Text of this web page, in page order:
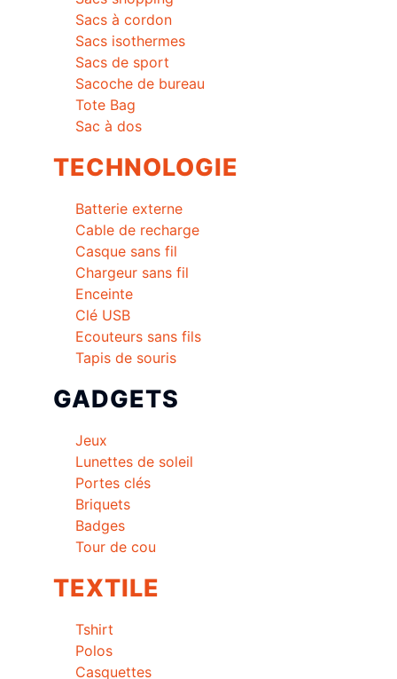
Sacs à cordon
Sacs isothermes
Sacs de sport
Sacoche de bureau
Tote Bag
Sac à dos
TECHNOLOGIE
Batterie externe
Cable de recharge
Casque sans fil
Chargeur sans fil
Enceinte
Clé USB
Ecouteurs sans fils
Tapis de souris
GADGETS
Jeux
Lunettes de soleil
Portes clés
Briquets
Badges
Tour de cou
TEXTILE
Tshirt
Polos
Casquettes